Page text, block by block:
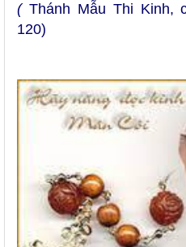
( Thánh Mẫu Thi Kinh,
120)